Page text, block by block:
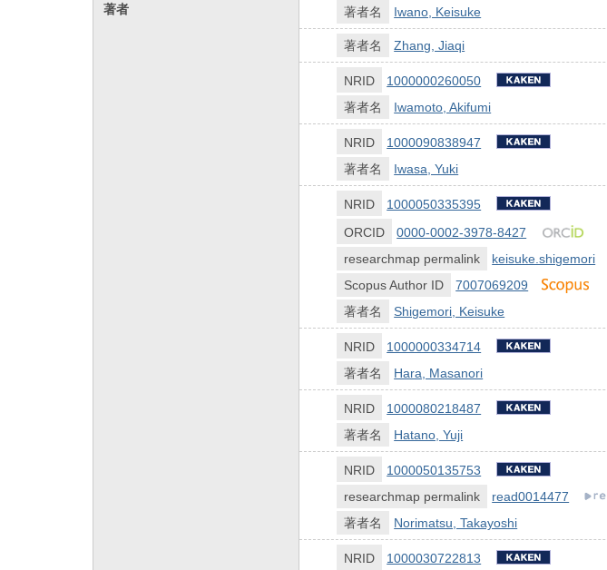
著者
著者名 Iwano, Keisuke
著者名 Zhang, Jiaqi
NRID
1000000260050
著者名
Iwamoto, Akifumi
NRID
1000090838947
著者名
Iwasa, Yuki
NRID
1000050335395
ORCID
0000-0002-3978-8427
researchmap permalink
keisuke.shigemori
Scopus Author ID
7007069209
著者名
Shigemori, Keisuke
NRID
1000000334714
著者名
Hara, Masanori
NRID
1000080218487
著者名
Hatano, Yuji
NRID
1000050135753
researchmap permalink
read0014477
著者名
Norimatsu, Takayoshi
NRID
1000030722813